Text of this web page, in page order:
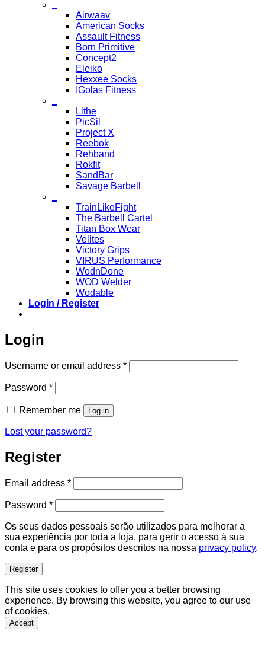
Airwaav
American Socks
Assault Fitness
Born Primitive
Concept2
Eleiko
Hexxee Socks
IGolas Fitness
Lithe
PicSil
Project X
Reebok
Rehband
Rokfit
SandBar
Savage Barbell
TrainLikeFight
The Barbell Cartel
Titan Box Wear
Velites
Victory Grips
VIRUS Performance
WodnDone
WOD Welder
Wodable
Login / Register
Login
Username or email address *Required
Password *Required
Remember me Log in
Lost your password?
Register
Email address *Required
Password *Required
Os seus dados pessoais serão utilizados para melhorar a
sua experiência por toda a loja, para gerir o acesso à sua
conta e para os propósitos descritos na nossa privacy policy.
Register
This site uses cookies to offer you a better browsing
experience. By browsing this website, you agree to our use
of cookies.
Accept